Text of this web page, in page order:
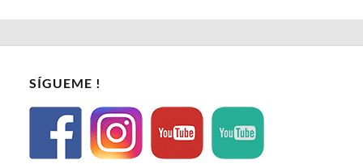
SÍGUEME !